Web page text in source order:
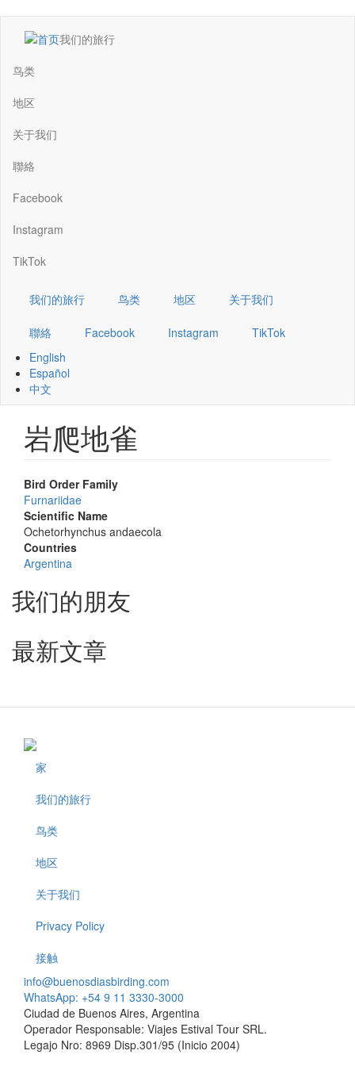
Main
navigation
我们的旅行
鸟类
地区
关于我们
聯絡
Facebook
Instagram
TikTok
我们的旅行 鸟类 地区 关于我们
聯絡 Facebook Instagram
TikTok
English
Español
中文
岩爬地雀
Bird Order Family
Furnariidae
Scientific Name
Ochetorhynchus andaecola
Countries
Argentina
我们的朋友
最新文章
Footer
家
我们的旅行
鸟类
地区
关于我们
Privacy Policy
接触
info@buenosdiasbirding.com
WhatsApp: +54 9 11 3330-3000
Ciudad de Buenos Aires, Argentina
Operador Responsable: Viajes Estival Tour SRL.
Legajo Nro: 8969 Disp.301/95 (Inicio 2004)